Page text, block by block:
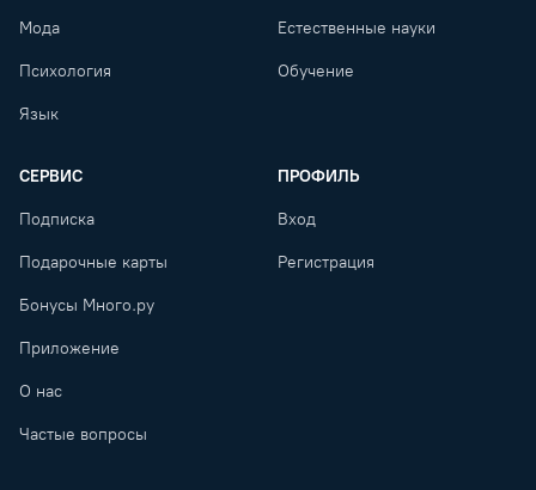
Мода Естественные науки
Психология Обучение
Язык
СЕРВИС
Подписка
Подарочные карты
Бонусы Много.ру
Приложение
О нас
Частые вопросы
ПРОФИЛЬ
Вход
Регистрация